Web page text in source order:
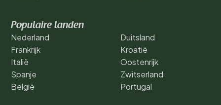
Populaire landen
Nederland
Frankrijk
Italië
Spanje
België
Duitsland
Kroatië
Oostenrijk
Zwitserland
Portugal